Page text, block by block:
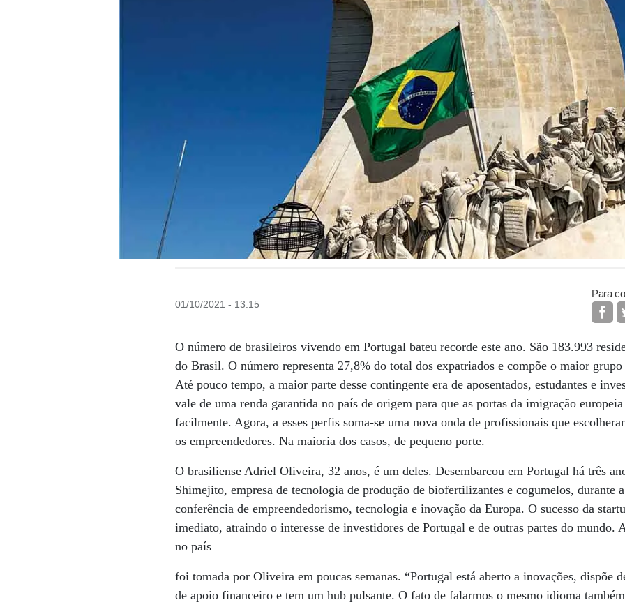
01/10/2021 - 13:15
Para
O número de brasileiros vivendo em Portugal bateu recorde este ano. São 183.993
do Brasil. O número representa 27,8% do total dos expatriados e compõe o maior
Até pouco tempo, a maior parte desse contingente era de aposentados, estudantes e
vale de uma renda garantida no país de origem para que as portas da imigração
facilmente. Agora, a esses perfis soma-se uma nova onda de profissionais que
os empreendedores. Na maioria dos casos, de pequeno porte.
O brasiliense Adriel Oliveira, 32 anos, é um deles. Desembarcou em Portugal há três
Shimejito, empresa de tecnologia de produção de biofertilizantes e cogumelos, durante
conferência de empreendedorismo, tecnologia e inovação da Europa. O sucesso da
imediato, atraindo o interesse de investidores de Portugal e de outras partes do mundo.
no país
foi tomada por Oliveira em poucas semanas. “Portugal está aberto a inovações, dispõe
de apoio financeiro e tem um hub pulsante. O fato de falarmos o mesmo idioma